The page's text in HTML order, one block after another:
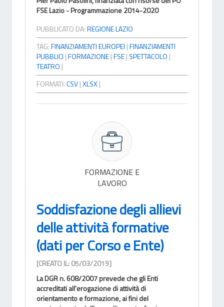
FSE Lazio - Programmazione 2014-2020
PUBBLICATO DA:REGIONE LAZIO
TAG:FINANZIAMENTI EUROPEI |FINANZIAMENTI
PUBBLICI |FORMAZIONE|FSE| SPETTACOLO |
TEATRO |
FORMATI:CSV|XLSX|
FORMAZIONE E
LAVORO
Soddisfazione degli allievi
delle attività formative
(dati per Corso e Ente)
[CREATO IL: 05/03/2019]
La DGR n. 608/2007 prevede che gli Enti
accreditati all'erogazione di attività di
orientamento e formazione, ai fini del